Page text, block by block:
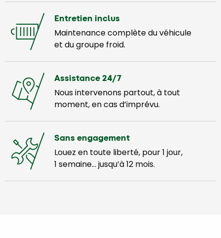
Entretien inclus
Maintenance complète du véhicule
et du groupe froid.
Assistance 24/7
Nous intervenons partout, à tout
moment, en cas d’imprévu.
Sans engagement
Louez en toute liberté, pour 1 jour,
1 semaine… jusqu’à 12 mois.